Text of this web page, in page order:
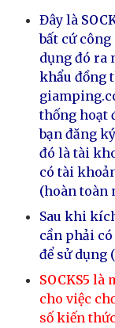
Đây là
bất cứ công
dụng đó ra
khẩu đồng
thống hoạt
bạn đăng
đó là tài
có tài
(hoàn toàn
Sau khi
cần phải
để sử dụng
SOCKS5 là
cho việc
số kiến